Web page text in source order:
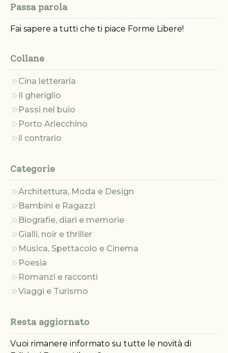
Passa parola
Fai sapere a tutti che ti piace Forme Libere!
Collane
Cina letteraria
Il gheriglio
Passi nel buio
Porto Arlecchino
il contrario
Categorie
Architettura, Moda e Design
Bambini e Ragazzi
Biografie, diari e memorie
Gialli, noir e thriller
Musica, Spettacolo e Cinema
Poesia
Romanzi e racconti
Viaggi e Turismo
Resta aggiornato
Vuoi rimanere informato su tutte le novità di